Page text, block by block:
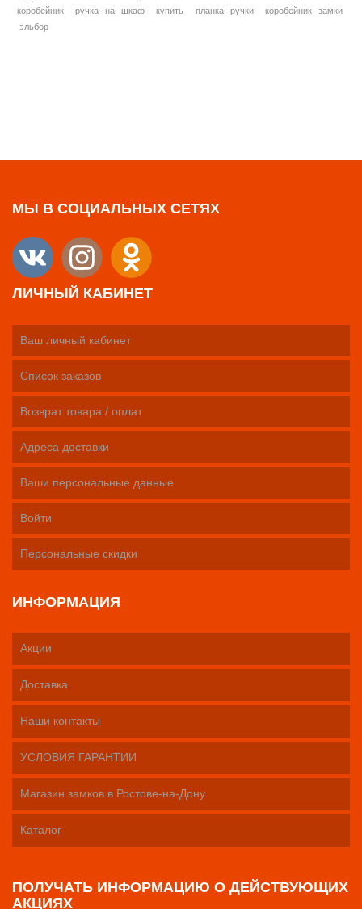
коробейник
ручка на шкаф купить планка ручки
коробейник замки
эльбор
МЫ В СОЦИАЛЬНЫХ СЕТЯХ
ЛИЧНЫЙ КАБИНЕТ
Ваш личный кабинет
Список заказов
Возврат товара / оплат
Адреса доставки
Ваши персональные данные
Войти
Персональные скидки
ИНФОРМАЦИЯ
Акции
Доставка
Наши контакты
УСЛОВИЯ ГАРАНТИИ
Магазин замков в Ростове-на-Дону
Каталог
ПОЛУЧАТЬ ИНФОРМАЦИЮ О ДЕЙСТВУЮЩИХ
АКЦИЯХ